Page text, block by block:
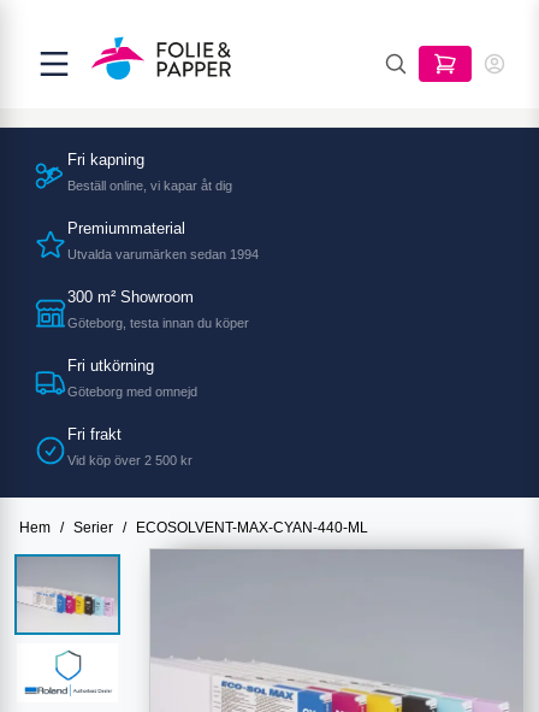
Fri kapning
Beställ online, vi kapar åt dig
Premiummaterial
Utvalda varumärken sedan 1994
300 m² Showroom
Göteborg, testa innan du köper
Fri utkörning
Göteborg med omnejd
Fri frakt
Vid köp över 2 500 kr
Hem / Serier / ECOSOLVENT-MAX-CYAN-440-ML